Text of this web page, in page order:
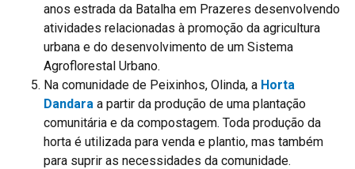
anos estrada da Batalha em Prazeres desenvolvendo
atividades relacionadas à promoção da agricultura
urbana e do desenvolvimento de um Sistema
Agroflorestal Urbano.
Na comunidade de Peixinhos, Olinda, a Horta
Dandara a partir da produção de uma plantação
comunitária e da compostagem. Toda produção da
horta é utilizada para venda e plantio, mas também
para suprir as necessidades da comunidade.